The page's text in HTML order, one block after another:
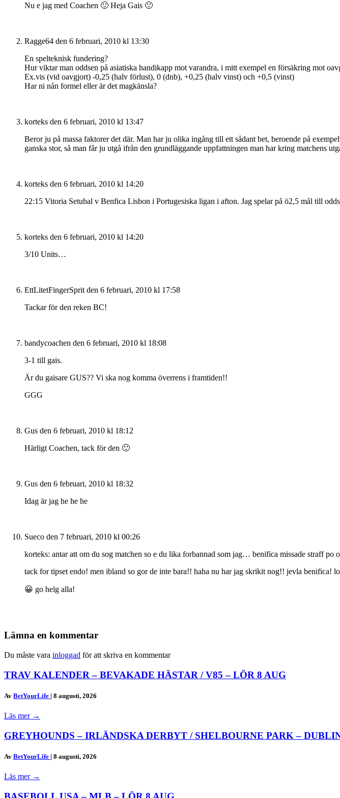
Nu e jag med Coachen 🙂 Heja Gais 🙂
Ragge64 den 6 februari, 2010 kl 13:30
En spelteknisk fundering?
Hur viktar man oddsen på asiatiska handikapp mot varandra, i mitt exempel en försäkring mot
Ex.vis (vid oavgjort) -0,25 (halv förlust), 0 (dnb), +0,25 (halv vinst) och +0,5 (vinst)
Har ni nån formel eller är det magkänsla?
korteks den 6 februari, 2010 kl 13:47
Beror ju på massa faktorer det där. Man har ju olika ingång till ett sådant bet, beroende på
ganska stor, så man får ju utgå ifrån den grundläggande uppfattningen man har kring matchens
korteks den 6 februari, 2010 kl 14:20
22:15 Vitoria Setubal v Benfica Lisbon i Portugesiska ligan i afton. Jag spelar på ö2,5 mål till
korteks den 6 februari, 2010 kl 14:20
3/10 Units…
EttLitetFingerSprit den 6 februari, 2010 kl 17:58
Tackar för den reken BC!
bandycoachen den 6 februari, 2010 kl 18:08
3-1 till gais.
Är du gaisare GUS?? Vi ska nog komma överrens i framtiden!!
GGG
Gus den 6 februari, 2010 kl 18:12
Härligt Coachen, tack för den 🙂
Gus den 6 februari, 2010 kl 18:32
Idag är jag he he he
Sueco den 7 februari, 2010 kl 00:26
korteks: antar att om du sog matchen so e du lika forbannad som jag… benifica missade straff
tack for tipset endo! men ibland so gor de inte bara!! haha nu har jag skrikit nog!! jevla benifica!
😀 go helg alla!
Lämna en kommentar
Du måste vara inloggad för att skriva en kommentar
TRAV KALENDER – BEVAKADE HÄSTAR / V85 – LÖR 8 AUG
Av BetYourLife | 8 augusti, 2026
Läs mer →
GREYHOUNDS – IRLÄNDSKA DERBYT / SHELBOURNE PARK –
Av BetYourLife | 8 augusti, 2026
Läs mer →